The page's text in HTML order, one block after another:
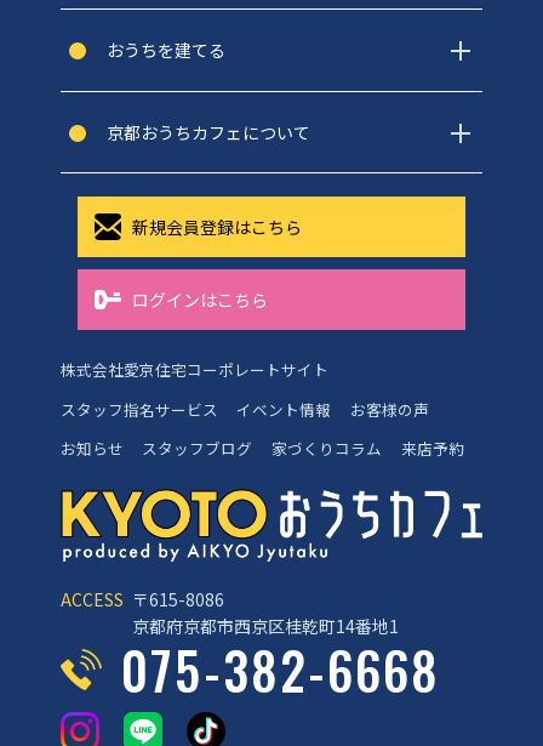
ACCESS 〒615-8086
京都府京都市西京区桂乾町14番地1
075-382-6668
おうちを建てる
京都おうちカフェについて
新規会員登録はこちら
ログインはこちら
株式会社愛京住宅コーポレートサイト
スタッフ指名サービス
イベント情報
お客様の声
お知らせ
スタッフブログ 家づくりコラム 来店予約